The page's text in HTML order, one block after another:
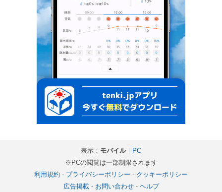
表示： モバイル｜ PC
※PCの閲覧は一部制限されます
利用規約 - プライバシーポリシー - クッキーポリシー
広告掲載- お問い合わせ- ヘルプ